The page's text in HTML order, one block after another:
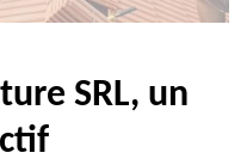
SRL, un